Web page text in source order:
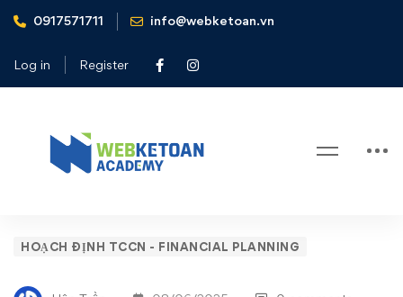
0917571711 info@webketoan.vn
Log in Register
Home
Hoạch định TCCN - Financial Planning
LỢI TÀI CHÍNH CHO LỰC LƯỢNG LAO ĐỘNG
7
HOẠCH ĐỊNH TCCN - FINANCIAL PLANNING